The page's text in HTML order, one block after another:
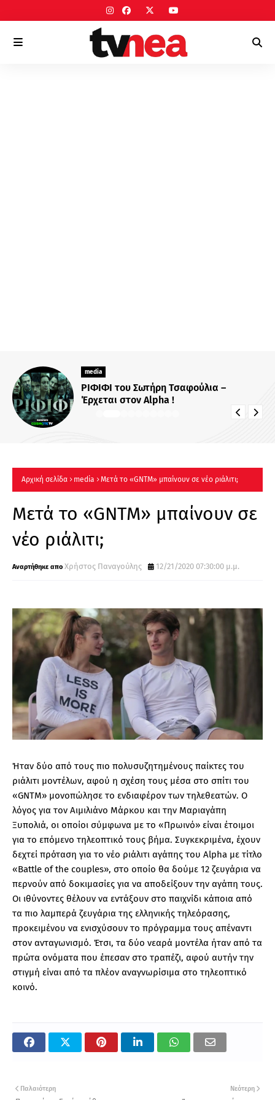
media
ΡΙΦΙΦΙ του Σωτήρη Τσαφούλια –
Έρχεται στον Alpha !
Αρχική σελίδα media Μετά το «GNTM» μπαίνουν σε νέο ριάλιτι;
Μετά το «GNTM» μπαίνουν σε
νέο ριάλιτι;
Χρήστος Παναγούλης 12/21/2020 07:30:00 μ.μ.
Ήταν δύο από τους πιο πολυσυζητημένους παίκτες του
ριάλιτι μοντέλων, αφού η σχέση τους μέσα στο σπίτι του
«GNTM» μονοπώλησε το ενδιαφέρον των τηλεθεατών. Ο
λόγος για τον Αιμιλιάνο Μάρκου και την Μαριαγάπη
Ξυπολιά, οι οποίοι σύμφωνα με το «Πρωινό» είναι έτοιμοι
για το επόμενο τηλεοπτικό τους βήμα. Συγκεκριμένα, έχουν
δεχτεί πρόταση για το νέο ριάλιτι αγάπης του Alpha με τίτλο
«Battle of the couples», στο οποίο θα δούμε 12 ζευγάρια να
περνούν από δοκιμασίες για να αποδείξουν την αγάπη τους.
Οι ιθύνοντες θέλουν να εντάξουν στο παιχνίδι κάποια από
τα πιο λαμπερά ζευγάρια της ελληνικής τηλεόρασης,
προκειμένου να ενισχύσουν το πρόγραμμα τους απέναντι
στον ανταγωνισμό. Έτσι, τα δύο νεαρά μοντέλα ήταν από τα
πρώτα ονόματα που έπεσαν στο τραπέζι, αφού αυτήν την
στιγμή είναι από τα πλέον αναγνωρίσιμα στο τηλεοπτικό
κοινό.
Νεότερη
Παλαιότερη